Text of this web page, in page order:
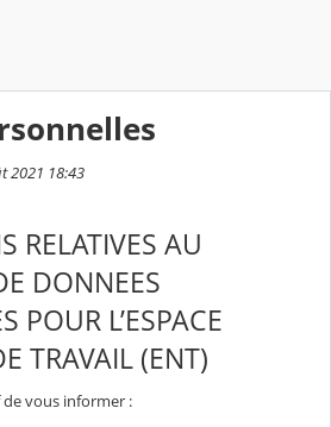
2021 18:43
RELATIVES AU
DONNEES
POUR L’ESPACE
TRAVAIL (ENT)
vous informer :